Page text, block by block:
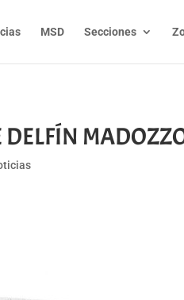
MSD Secciones